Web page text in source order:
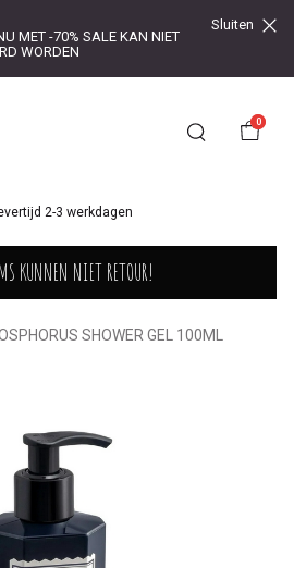
MET -70% SALE KAN NIET
WORDEN
Sluiten
0
2-3 werkdagen
KUNNEN NIET RETOUR!
SHOWER GEL 100ML